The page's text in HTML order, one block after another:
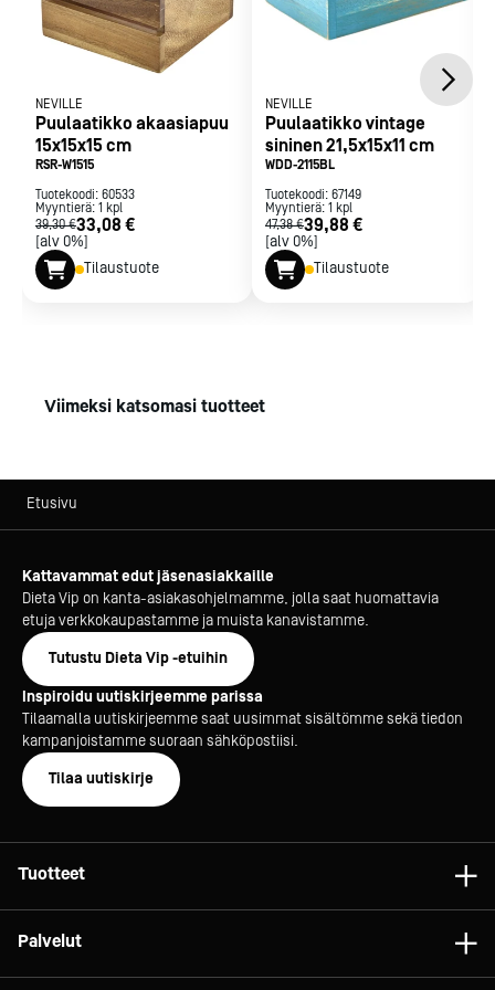
NEVILLE
Puulaatikko akaasiapuu
15x15x15 cm
RSR-W1515
Tuotekoodi: 60533
Myyntierä: 1 kpl
39,30 €33,08 €
[alv 0%]
Tilaustuote
NEVILLE
Puulaatikko vintage
sininen 21,5x15x11 cm
WDD-2115BL
Tuotekoodi: 67149
Myyntierä: 1 kpl
47,38 €39,88 €
[alv 0%]
Tilaustuote
Viimeksi katsomasi tuotteet
Etusivu
Kattavammat edut jäsenasiakkaille
Dieta Vip on kanta-asiakasohjelmamme, jolla saat huomattavia
etuja verkkokaupastamme ja muista kanavistamme.
Tutustu Dieta Vip -etuihin
Inspiroidu uutiskirjeemme parissa
Tilaamalla uutiskirjeemme saat uusimmat sisältömme sekä tiedon
kampanjoistamme suoraan sähköpostiisi.
Tilaa uutiskirje
Tuotteet
Palvelut